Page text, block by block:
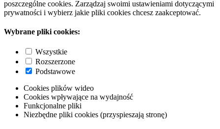
poszczególne cookies. Zarządzaj swoimi ustawieniami dotyczącymi
prywatności i wybierz jakie pliki cookies chcesz zaakceptować.
Wybrane pliki cookies:
Wszystkie
Rozszerzone
Podstawowe
Cookies plików wideo
Cookies wpływające na wydajność
Funkcjonalne pliki
Niezbędne pliki cookies (przyspieszają stronę)